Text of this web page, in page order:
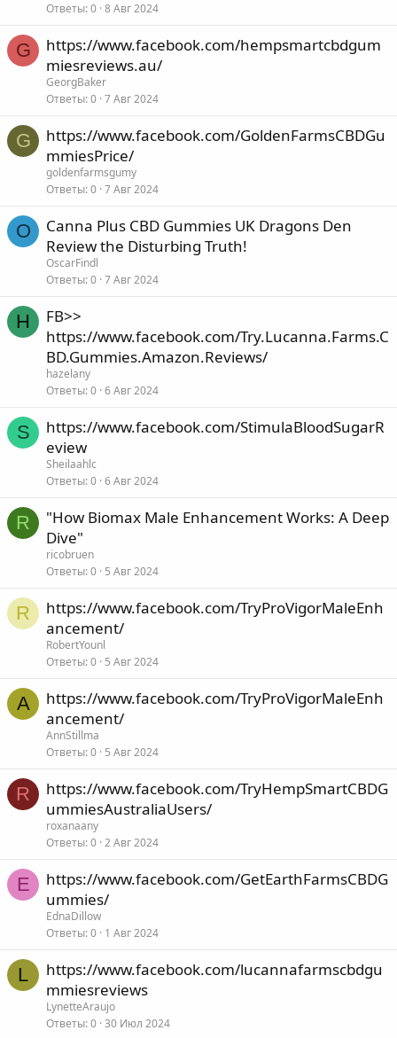
Ответы 0 8 Авг 2024
G
https://www.facebook.com/hempsmartcbdgum
miesreviews.au/
GeorgBaker
Ответы 0 7 Авг 2024
G
https://www.facebook.com/GoldenFarmsCBDGu
mmiesPrice/
goldenfarmsgumy
Ответы 0 7 Авг 2024
O
Canna Plus CBD Gummies UK Dragons Den
Review the Disturbing Truth!
OscarFindl
Ответы 0 7 Авг 2024
H
FB>>
https://www.facebook.com/Try.Lucanna.Farms.C
BD.Gummies.Amazon.Reviews/
hazelany
Ответы 0 6 Авг 2024
S
https://www.facebook.com/StimulaBloodSugarR
eview
Sheilaahlc
Ответы 0 6 Авг 2024
R
"How Biomax Male Enhancement Works: A Deep
Dive"
ricobruen
Ответы 0 5 Авг 2024
R
https://www.facebook.com/TryProVigorMaleEnh
ancement/
RobertYounl
Ответы 0 5 Авг 2024
A
https://www.facebook.com/TryProVigorMaleEnh
ancement/
AnnStillma
Ответы 0 5 Авг 2024
R
https://www.facebook.com/TryHempSmartCBDG
ummiesAustraliaUsers/
roxanaany
Ответы 0 2 Авг 2024
E
https://www.facebook.com/GetEarthFarmsCBDG
ummies/
EdnaDillow
Ответы 0 1 Авг 2024
L
https://www.facebook.com/lucannafarmscbdgu
mmiesreviews
LynetteAraujo
Ответы 0 30 Июл 2024